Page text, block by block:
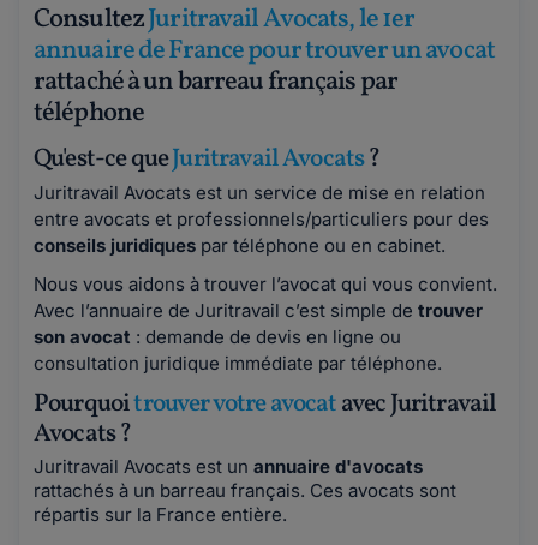
ConsultezJuritravail Avocats, le 1er
annuaire de France pour trouver un avocat
rattaché à un barreau français par
téléphone
Qu'est-ce queJuritravail Avocats?
Juritravail Avocats est un service de mise en relation
entre avocats et professionnels/particuliers pour des
conseils juridiques par téléphone ou en cabinet.
Nous vous aidons à trouver l’avocat qui vous convient.
Avec l’annuaire de Juritravail c’est simple de trouver
son avocat : demande de devis en ligne ou
consultation juridique immédiate par téléphone.
Pourquoitrouver votre avocatavec Juritravail
Avocats ?
Juritravail Avocats est un annuaire d'avocats
rattachés à un barreau français. Ces avocats sont
répartis sur la France entière.